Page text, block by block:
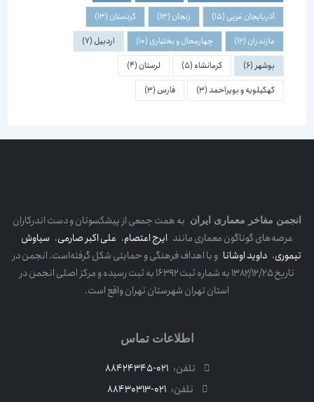
آذربایجان غربی(15) زنجان کردستان
(13)
(12) چهارمحال و بختیاری(10) اردبیل
کرمانشاه(5) لرستان
کهکیلویه و بویراحمد(3) فارس
مفاخر معماری ایرانبه همت جمعی از پیشکسوتان و دست اندرکاران
گوناگون معماری مانندایرج اعتصام،علی اکبر صارمی،سیاوش
،داوید اوشاناو با اهداف فرهنگی و حمایتی شکل گرفته‌است. انجمن در
تاریخ ۱۳۸۲/۱۲/۲۵ به شماره ثبت ۱۶۳۹۲ به ثبت رسیده و مرکز اصلی انجمن در
استان تهران شهرستان تهران واقع است.
اطلاعات تماس
تلفن:
021-88424345
تلفن:
021-88430313